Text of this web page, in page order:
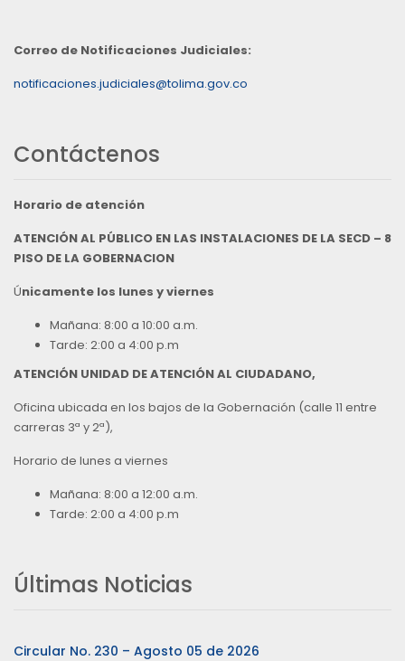
Correo de Notificaciones Judiciales:
notificaciones.judiciales@tolima.gov.co
Contáctenos
Horario de atención
ATENCIÓN AL PÚBLICO EN LAS INSTALACIONES DE LA SECD – 8
PISO DE LA GOBERNACION
Únicamente los lunes y viernes
Mañana: 8:00 a 10:00 a.m.
Tarde: 2:00 a 4:00 p.m
ATENCIÓN UNIDAD DE ATENCIÓN AL CIUDADANO,
Oficina ubicada en los bajos de la Gobernación (calle 11 entre
carreras 3ª y 2ª),
Horario de lunes a viernes
Mañana: 8:00 a 12:00 a.m.
Tarde: 2:00 a 4:00 p.m
Últimas Noticias
Circular No. 230 – Agosto 05 de 2026